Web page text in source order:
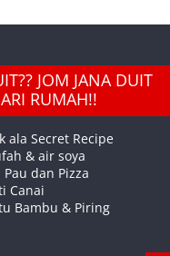
JOM JANA DUIT
RUMAH!!
ala Secret Recipe
& air soya
dan Pizza
Canai
Bambu & Piring